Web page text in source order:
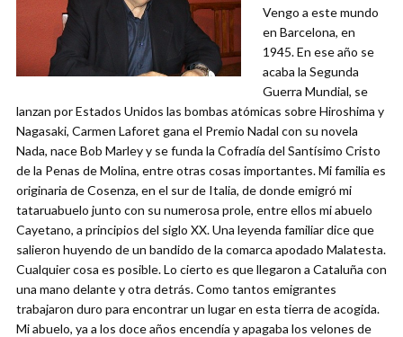
Vengo a este mundo
en Barcelona, en
1945. En ese año se
acaba la Segunda
Guerra Mundial, se
lanzan por Estados Unidos las bombas atómicas sobre Hiroshima y
Nagasaki, Carmen Laforet gana el Premio Nadal con su novela
Nada, nace Bob Marley y se funda la Cofradía del Santísimo Cristo
de la Penas de Molina, entre otras cosas importantes. Mi familia es
originaria de Cosenza, en el sur de Italia, de donde emigró mi
tataruabuelo junto con su numerosa prole, entre ellos mi abuelo
Cayetano, a principios del siglo XX. Una leyenda familiar dice que
salieron huyendo de un bandido de la comarca apodado Malatesta.
Cualquier cosa es posible. Lo cierto es que llegaron a Cataluña con
una mano delante y otra detrás. Como tantos emigrantes
trabajaron duro para encontrar un lugar en esta tierra de acogida.
Mi abuelo, ya a los doce años encendía y apagaba los velones de